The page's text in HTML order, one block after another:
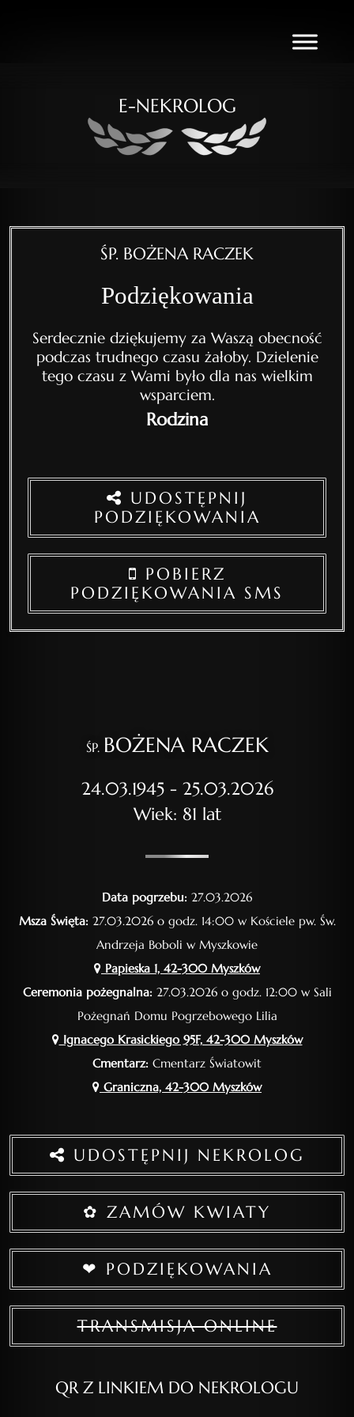
E-NEKROLOG
ŚP. BOŻENA RACZEK
Podziękowania
Serdecznie dziękujemy za Waszą obecność
podczas trudnego czasu żałoby. Dzielenie
tego czasu z Wami było dla nas wielkim
wsparciem.
Rodzina
UDOSTĘPNIJ
PODZIĘKOWANIA
POBIERZ
PODZIĘKOWANIA SMS
ŚP. BOŻENA RACZEK
24.03.1945 - 25.03.2026
Wiek: 81 lat
Data pogrzebu: 27.03.2026
Msza Święta:27.03.2026 o godz. 14:00 w Kościele pw. Św.
Andrzeja Boboli w Myszkowie
Papieska 1, 42-300 Myszków
Ceremonia pożegnalna:27.03.2026 o godz. 12:00 w Sali
Pożegnań Domu Pogrzebowego Lilia
Ignacego Krasickiego 95F, 42-300 Myszków
Cmentarz: Cmentarz Światowit
Graniczna, 42-300 Myszków
UDOSTĘPNIJ NEKROLOG
✿ ZAMÓW KWIATY
❤ PODZIĘKOWANIA
TRANSMISJA ONLINE
QR Z LINKIEM DO NEKROLOGU